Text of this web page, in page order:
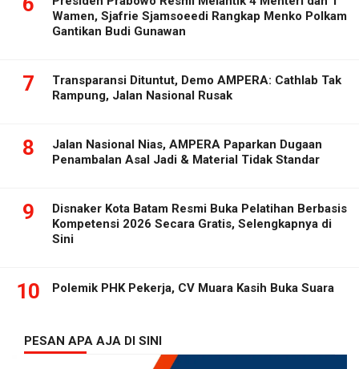
Wamen, Sjafrie Sjamsoeedi Rangkap Menko Polkam
Gantikan Budi Gunawan
7
Transparansi Dituntut, Demo AMPERA: Cathlab Tak
Rampung, Jalan Nasional Rusak
8
Jalan Nasional Nias, AMPERA Paparkan Dugaan
Penambalan Asal Jadi & Material Tidak Standar
9
Disnaker Kota Batam Resmi Buka Pelatihan Berbasis
Kompetensi 2026 Secara Gratis, Selengkapnya di
Sini
10 Polemik PHK Pekerja, CV Muara Kasih Buka Suara
PESAN APA AJA DI SINI